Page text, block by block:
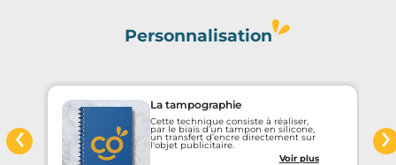
Personnalisation
La tampographie
Cette technique consiste à réaliser,
par le biais d’un tampon en silicone,
un transfert d’encre directement sur
l'objet publicitaire.
Voir plus
‹ ›